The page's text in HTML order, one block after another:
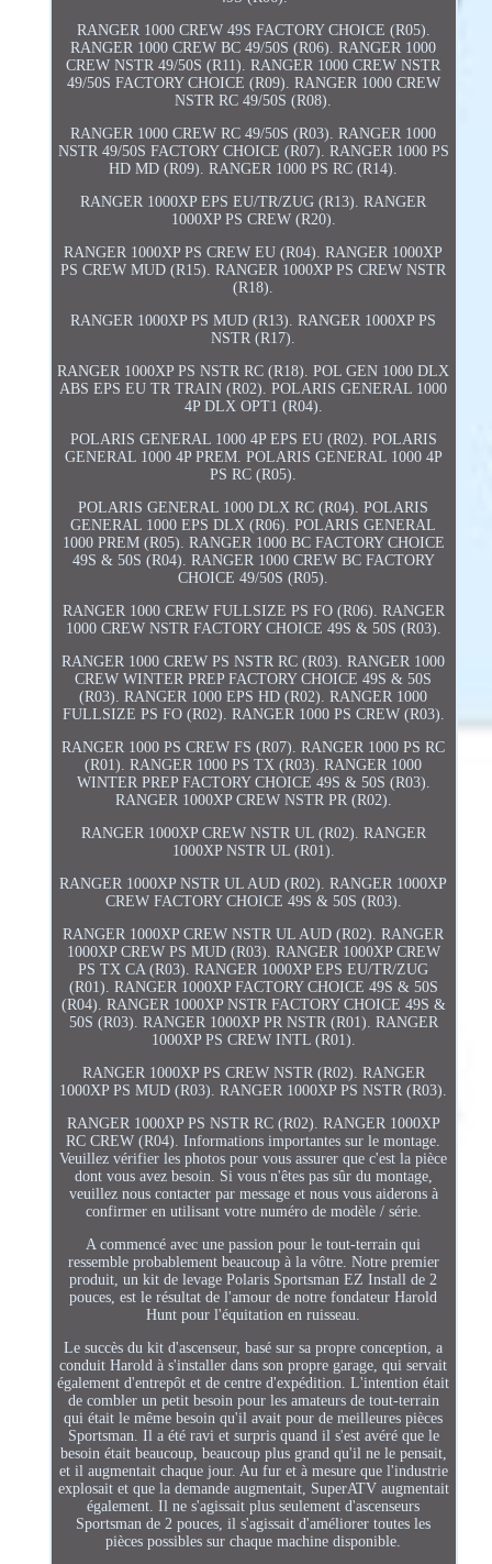
RANGER 1000 CREW 49S FACTORY CHOICE (R05).
RANGER 1000 CREW BC 49/50S (R06). RANGER 1000
CREW NSTR 49/50S (R11). RANGER 1000 CREW NSTR
49/50S FACTORY CHOICE (R09). RANGER 1000 CREW
NSTR RC 49/50S (R08).
RANGER 1000 CREW RC 49/50S (R03). RANGER 1000
NSTR 49/50S FACTORY CHOICE (R07). RANGER 1000 PS
HD MD (R09). RANGER 1000 PS RC (R14).
RANGER 1000XP EPS EU/TR/ZUG (R13). RANGER
1000XP PS CREW (R20).
RANGER 1000XP PS CREW EU (R04). RANGER 1000XP
PS CREW MUD (R15). RANGER 1000XP PS CREW NSTR
(R18).
RANGER 1000XP PS MUD (R13). RANGER 1000XP PS
NSTR (R17).
RANGER 1000XP PS NSTR RC (R18). POL GEN 1000 DLX
ABS EPS EU TR TRAIN (R02). POLARIS GENERAL 1000
4P DLX OPT1 (R04).
POLARIS GENERAL 1000 4P EPS EU (R02). POLARIS
GENERAL 1000 4P PREM. POLARIS GENERAL 1000 4P
PS RC (R05).
POLARIS GENERAL 1000 DLX RC (R04). POLARIS
GENERAL 1000 EPS DLX (R06). POLARIS GENERAL
1000 PREM (R05). RANGER 1000 BC FACTORY CHOICE
49S & 50S (R04). RANGER 1000 CREW BC FACTORY
CHOICE 49/50S (R05).
RANGER 1000 CREW FULLSIZE PS FO (R06). RANGER
1000 CREW NSTR FACTORY CHOICE 49S & 50S (R03).
RANGER 1000 CREW PS NSTR RC (R03). RANGER 1000
CREW WINTER PREP FACTORY CHOICE 49S & 50S
(R03). RANGER 1000 EPS HD (R02). RANGER 1000
FULLSIZE PS FO (R02). RANGER 1000 PS CREW (R03).
RANGER 1000 PS CREW FS (R07). RANGER 1000 PS RC
(R01). RANGER 1000 PS TX (R03). RANGER 1000
WINTER PREP FACTORY CHOICE 49S & 50S (R03).
RANGER 1000XP CREW NSTR PR (R02).
RANGER 1000XP CREW NSTR UL (R02). RANGER
1000XP NSTR UL (R01).
RANGER 1000XP NSTR UL AUD (R02). RANGER 1000XP
CREW FACTORY CHOICE 49S & 50S (R03).
RANGER 1000XP CREW NSTR UL AUD (R02). RANGER
1000XP CREW PS MUD (R03). RANGER 1000XP CREW
PS TX CA (R03). RANGER 1000XP EPS EU/TR/ZUG
(R01). RANGER 1000XP FACTORY CHOICE 49S & 50S
(R04). RANGER 1000XP NSTR FACTORY CHOICE 49S &
50S (R03). RANGER 1000XP PR NSTR (R01). RANGER
1000XP PS CREW INTL (R01).
RANGER 1000XP PS CREW NSTR (R02). RANGER
1000XP PS MUD (R03). RANGER 1000XP PS NSTR (R03).
RANGER 1000XP PS NSTR RC (R02). RANGER 1000XP
RC CREW (R04). Informations importantes sur le montage.
Veuillez vérifier les photos pour vous assurer que c'est la pièce
dont vous avez besoin. Si vous n'êtes pas sûr du montage,
veuillez nous contacter par message et nous vous aiderons à
confirmer en utilisant votre numéro de modèle / série.
A commencé avec une passion pour le tout-terrain qui
ressemble probablement beaucoup à la vôtre. Notre premier
produit, un kit de levage Polaris Sportsman EZ Install de 2
pouces, est le résultat de l'amour de notre fondateur Harold
Hunt pour l'équitation en ruisseau.
Le succès du kit d'ascenseur, basé sur sa propre conception, a
conduit Harold à s'installer dans son propre garage, qui servait
également d'entrepôt et de centre d'expédition. L'intention était
de combler un petit besoin pour les amateurs de tout-terrain
qui était le même besoin qu'il avait pour de meilleures pièces
Sportsman. Il a été ravi et surpris quand il s'est avéré que le
besoin était beaucoup, beaucoup plus grand qu'il ne le pensait,
et il augmentait chaque jour. Au fur et à mesure que l'industrie
explosait et que la demande augmentait, SuperATV augmentait
également. Il ne s'agissait plus seulement d'ascenseurs
Sportsman de 2 pouces, il s'agissait d'améliorer toutes les
pièces possibles sur chaque machine disponible.